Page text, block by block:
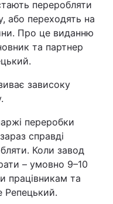
переробляти
або переходять на
Про це виданню
та партнер
зависоку
переробки
справді
Коли завод
– умовно 9–10
працівникам та
Репецький.